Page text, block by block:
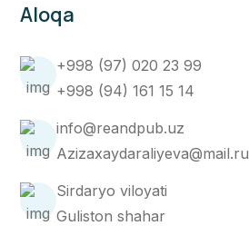
Aloqa
+998 (97) 020 23 99
+998 (94) 161 15 14
info@reandpub.uz
Azizaxaydaraliyeva@mail.ru
Sirdaryo viloyati
Guliston shahar